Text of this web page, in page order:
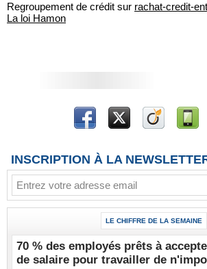
Regroupement de crédit sur rachat-credit-
La loi Hamon
INSCRIPTION À LA
LE CHIFFRE DE LA SEMAINE
70 % des employés prêts à
de salaire pour travailler de